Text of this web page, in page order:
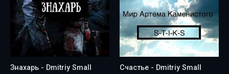
Знахарь - Dmitriy Small Счастье - Dmitriy Small